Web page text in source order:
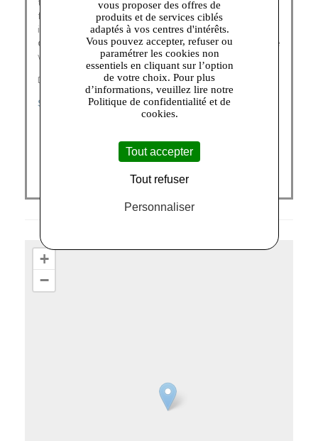
traversent le temps, sans prendre une ride. A toutes les
femmes et les hommes revendiquant une allure
intemporelle, Le Tanneur propose unelarge collection
de maroquinerie à porter au quotidien et aimer toute une
vie.
Découvrez nos catégories :
SACS FEMME|PETITE MAROQUINERIE
+
−
vous proposer des offres de
produits et de services ciblés
adaptés à vos centres d'intérêts.
Vous pouvez accepter, refuser ou
paramétrer les cookies non
essentiels en cliquant sur l’option
de votre choix. Pour plus
d’informations, veuillez lire notre
Politique de confidentialité et de
cookies.
Tout accepter
Tout refuser
Personnaliser